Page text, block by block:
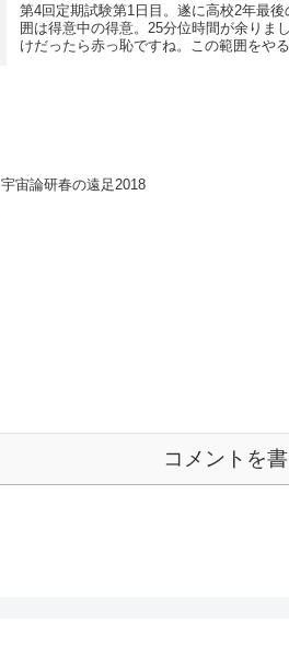
第4回定期試験第1日目。遂に高校2年最
囲は得意中の得意。25分位時間が余りま
けだったら赤っ恥ですね。この範囲をや
宇宙論研春の遠足2018
コメントを